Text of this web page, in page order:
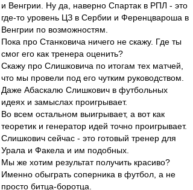
и Венгрии. Ну да, наверно Спартак в РПЛ - это
где-то уровень ЦЗ в Сербии и Ференцвароша в
Венгрии по возможностям.
Пока про Станковича ничего не скажу. Где ты
смог его как тренера оценить?
Скажу про Слишковича по итогам тех матчей,
что мы провели под его чутким руководством.
Даже Абаскалю Слишкович в футбольных
идеях и замыслах проигрывает.
Во всем остальном выигрывает, а вот как
теоретик и генератор идей точно проигрывает.
Слишкович сейчас - это готовый тренер для
Урала и Факела и им подобных.
Мы же хотим результат получить красиво?
Именно обыграть соперника в футбол, а не
просто битца-боротца.